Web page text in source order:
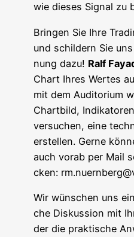
wie die­ses Signal zu
Brin­gen Sie Ihre
und schil­dern Sie
nung dazu! Ralf
Chart Ihres Wer­tes
mit dem Audi­to­ri­um
Chart­bild,
ver­su­chen, eine
erstel­len. Ger­ne
auch vor­ab per Mail
cken:
Wir wün­schen uns
che Dis­kus­si­on mit
der die prak­ti­sche